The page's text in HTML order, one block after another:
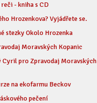
- kniha s CD
Hrozenkova? Vyjádřete se.
stezky Okolo Hrozenka
Moravských Kopanic
Cyril pro Zpravodaj Moravských
na ekofarmu Beckov
pečení